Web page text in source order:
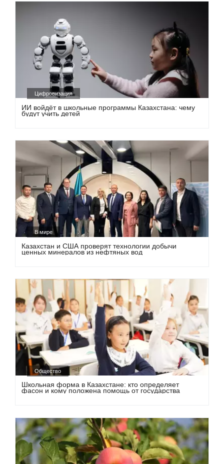
Цифровизация
ИИ войдёт в школьные программы Казахстана: чему
будут учить детей
В мире
Казахстан и США проверят технологии добычи
ценных минералов из нефтяных вод
Общество
Школьная форма в Казахстане: кто определяет
фасон и кому положена помощь от государства